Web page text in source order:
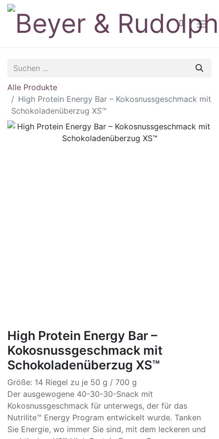
Alle Produkte
High Protein Energy Bar – Kokosnussgeschmack mit
Schokoladenüberzug XS™
High Protein Energy Bar –
Kokosnussgeschmack mit
Schokoladenüberzug XS™
Größe: 14 Riegel zu je 50 g / 700 g
Der ausgewogene 40-30-30-Snack mit
Kokosnussgeschmack für unterwegs, der für das
Nutrilite™ Energy Program entwickelt wurde. Tanken
Sie Energie, wo immer Sie sind, mit dem leckeren und